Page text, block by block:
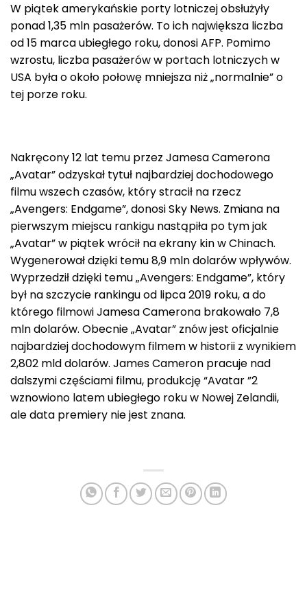
W piątek amerykańskie porty lotniczej obsłużyły
ponad 1,35 mln pasażerów. To ich największa liczba
od 15 marca ubiegłego roku, donosi AFP. Pomimo
wzrostu, liczba pasażerów w portach lotniczych w
USA była o około połowę mniejsza niż „normalnie” o
tej porze roku.
Nakręcony 12 lat temu przez Jamesa Camerona
„Avatar” odzyskał tytuł najbardziej dochodowego
filmu wszech czasów, który stracił na rzecz
„Avengers: Endgame”, donosi Sky News. Zmiana na
pierwszym miejscu rankigu nastąpiła po tym jak
„Avatar” w piątek wrócił na ekrany kin w Chinach.
Wygenerował dzięki temu 8,9 mln dolarów wpływów.
Wyprzedził dzięki temu „Avengers: Endgame”, który
był na szczycie rankingu od lipca 2019 roku, a do
którego filmowi Jamesa Camerona brakowało 7,8
mln dolarów. Obecnie „Avatar” znów jest oficjalnie
najbardziej dochodowym filmem w historii z wynikiem
2,802 mld dolarów. James Cameron pracuje nad
dalszymi częściami filmu, produkcję “Avatar ”2
wznowiono latem ubiegłego roku w Nowej Zelandii,
ale data premiery nie jest znana.